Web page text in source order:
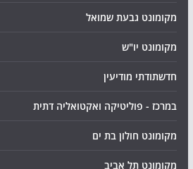
מקומונט גבעת שמואל
מקומונט יו"ש
חדשתודתי מודיעין
במרכז - פוליטיקה ואקטואליה דתית
מקומונט חולון בת ים
מקומונט תל אביב